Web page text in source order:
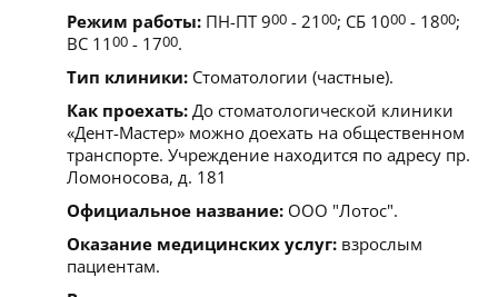
Режим работы: ПН-ПТ 900 - 2100; СБ 1000 - 1800;
ВС 1100 - 1700.
Тип клиники: Стоматологии (частные).
Как проехать: До стоматологической клиники
«Дент-Мастер» можно доехать на общественном
транспорте. Учреждение находится по адресу пр.
Ломоносова, д. 181
Официальное название: ООО "Лотос".
Оказание медицинских услуг: взрослым
пациентам.